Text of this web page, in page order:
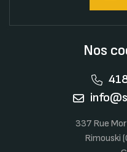
Nos
337 Rue
Rimouski